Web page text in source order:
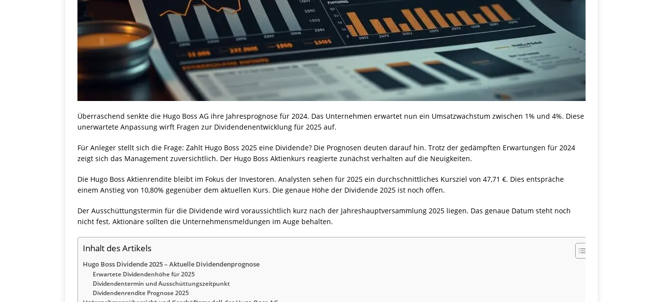
Überraschend senkte die Hugo Boss AG ihre Jahresprognose für 2024. Das Unternehmen erwartet nun ein Umsatzwachstum zwischen 1% und 4%. Diese
unerwartete Anpassung wirft Fragen zur Dividendenentwicklung für 2025 auf.
Für Anleger stellt sich die Frage: Zahlt Hugo Boss 2025 eine Dividende? Die Prognosen deuten darauf hin. Trotz der gedämpften Erwartungen für 2024
zeigt sich das Management zuversichtlich. Der Hugo Boss Aktienkurs reagierte zunächst verhalten auf die Neuigkeiten.
Die Hugo Boss Aktienrendite bleibt im Fokus der Investoren. Analysten sehen für 2025 ein durchschnittliches Kursziel von 47,71 €. Dies entspräche
einem Anstieg von 10,80% gegenüber dem aktuellen Kurs. Die genaue Höhe der Dividende 2025 ist noch offen.
Der Ausschüttungstermin für die Dividende wird voraussichtlich kurz nach der Jahreshauptversammlung 2025 liegen. Das genaue Datum steht noch
nicht fest. Aktionäre sollten die Unternehmensmeldungen im Auge behalten.
Inhalt des Artikels
Hugo Boss Dividende 2025 – Aktuelle Dividendenprognose
Erwartete Dividendenhöhe für 2025
Dividendentermin und Ausschüttungszeitpunkt
Dividendenrendite Prognose 2025